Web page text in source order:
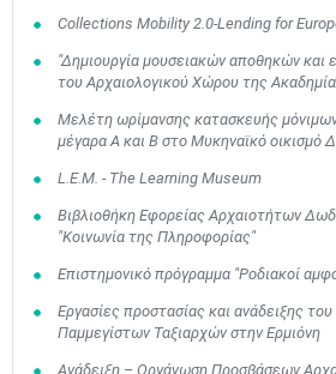
Collections Mobility 2.0-Lending for
"Δημιουργία μουσειακών αποθηκών και
του Αρχαιολογικού Χώρου της
Μελέτη ωρίμανσης κατασκευής
μέγαρα Α και Β στο Μυκηναϊκό οικισμό
L.Ε.Μ. - Τhe Learning Museum
Βιβλιοθήκη Εφορείας Αρχαιοτήτων
"Κοινωνία της Πληροφορίας"
Επιστημονικό πρόγραμμα "Ροδιακοί
Εργασίες προστασίας και ανάδειξης
Παμμεγίστων Ταξιαρχών στην Ερμιόνη
Ανάδειξη – Οργάνωση Προσβάσεων